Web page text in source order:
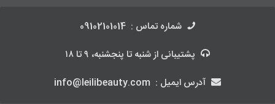
شماره تماس : 09102101014
پشتیبانی از شنبه تا پنجشنبه، ۹ تا ۱۸
آدرس ایمیل : info@leilibeauty.com